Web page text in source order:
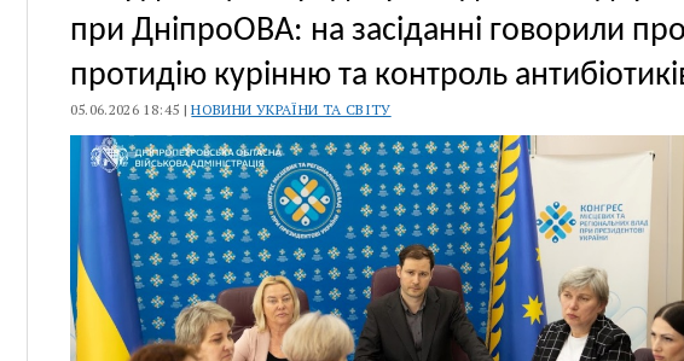
при ДніпроОВА: на засіданні говорили
протидію курінню та контроль
05.06.2026 18:45 |НОВИНИ УКРАЇНИ ТА СВІТУ